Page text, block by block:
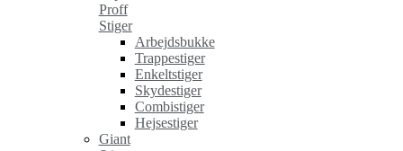
Proff
Stiger
Arbejdsbukke
Trappestiger
Enkeltstiger
Skydestiger
Combistiger
Hejsestiger
Giant